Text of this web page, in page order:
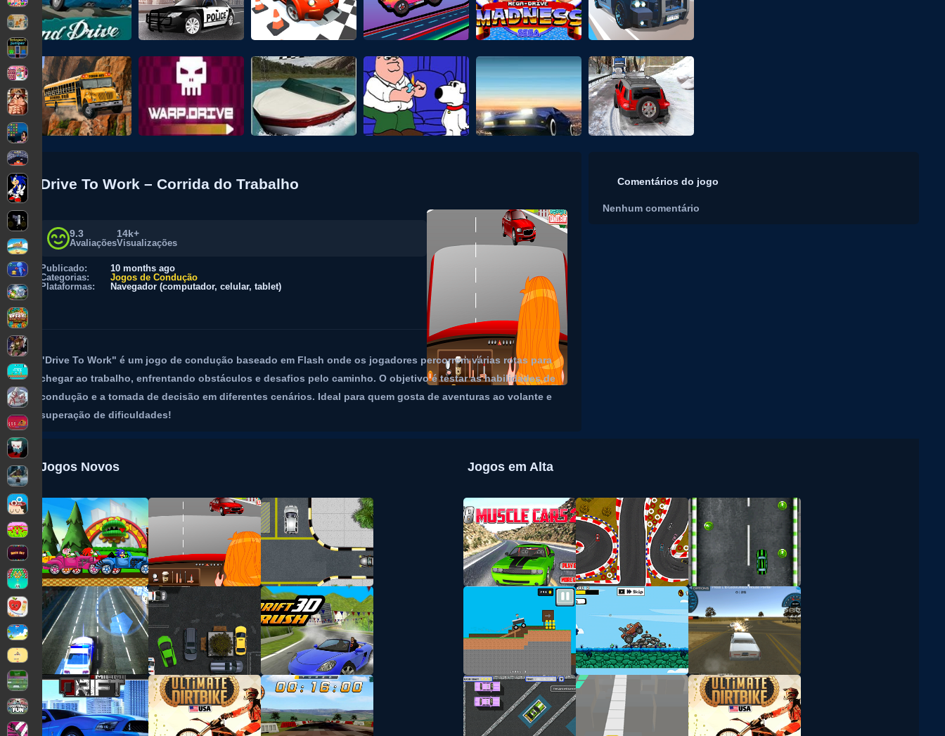
Drive To Work – Corrida do Trabalho
9.3
Avaliações
14k+
Visualizações
Publicado:
10 months ago
Categorias:
Jogos de Condução
Plataformas:
Navegador (computador, celular, tablet)
"Drive To Work" é um jogo de condução baseado em Flash onde os jogadores percorrem várias rotas para
chegar ao trabalho, enfrentando obstáculos e desafios pelo caminho. O objetivo é testar as habilidades de
condução e a tomada de decisão em diferentes cenários. Ideal para quem gosta de aventuras ao volante e
superação de dificuldades!
Comentários do jogo
Nenhum comentário
Jogos Novos Jogos em Alta